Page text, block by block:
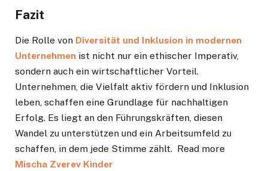
Fazit
Die Rolle von Diversität und Inklusion in modernen
Unternehmen ist nicht nur ein ethischer Imperativ,
sondern auch ein wirtschaftlicher Vorteil.
Unternehmen, die Vielfalt aktiv fördern und Inklusion
leben, schaffen eine Grundlage für nachhaltigen
Erfolg. Es liegt an den Führungskräften, diesen
Wandel zu unterstützen und ein Arbeitsumfeld zu
schaffen, in dem jede Stimme zählt. Read more
Mischa Zverev Kinder